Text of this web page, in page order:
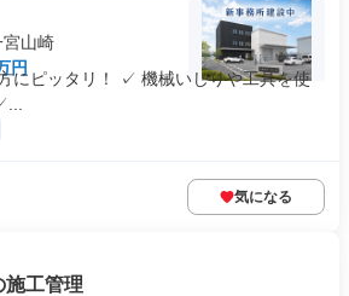
宮山崎
円
にピッタリ！ ✓ 機械いじりや工具を使
気になる
施工管理